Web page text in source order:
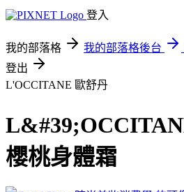
登入
我的部落格 我的部落格後台
登出
L'OCCITANE 歐舒丹
櫻桃身體霜